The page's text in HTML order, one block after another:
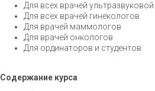
Для всех врачей
Для всех врачей гинекологов
Для врачей маммологов
Для врачей онкологов
Для ординаторов и студентов
Содержание курса